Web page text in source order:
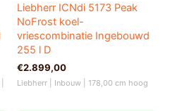
Liebherr ICNdi 5173 Peak
NoFrost koel-
vriescombinatie Ingebouwd
255 l D
€2.899,00
Liebherr | Inbouw | 178,00 cm hoog